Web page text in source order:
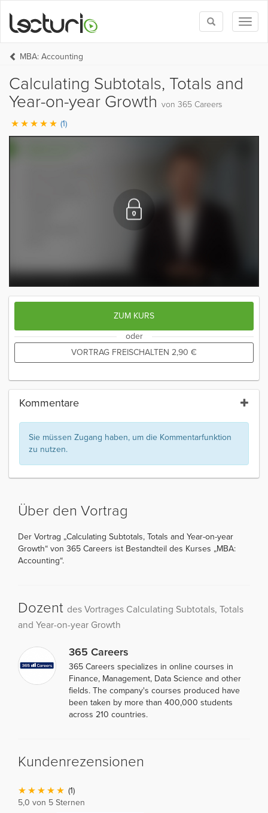
Toggle
search
MBA: Accounting
Calculating Subtotals, Totals and
Year-on-year Growth von 365 Careers
(1)
ZUM KURS
oder
VORTRAG FREISCHALTEN 2,90 €
Kommentare
Sie müssen Zugang haben, um die Kommentarfunktion
zu nutzen.
Über den Vortrag
Der Vortrag „Calculating Subtotals, Totals and Year-on-year
Growth“ von 365 Careers ist Bestandteil des Kurses „MBA:
Accounting“.
Dozent des Vortrages Calculating Subtotals, Totals
and Year-on-year Growth
365 Careers
365 Careers specializes in online courses in
Finance, Management, Data Science and other
fields. The company's courses produced have
been taken by more than 400,000 students
across 210 countries.
Kundenrezensionen
(1)
5,0 von 5 Sternen